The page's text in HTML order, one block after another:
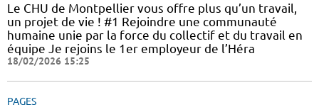
Le CHU de Montpellier vous offre plus qu’un travail,
un projet de vie ! #1 Rejoindre une communauté
humaine unie par la force du collectif et du travail en
équipe Je rejoins le 1er employeur de l’Héra
18/02/2026 15:25
PAGES